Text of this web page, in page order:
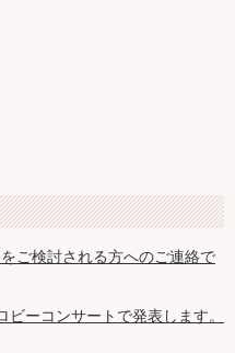
ご検討される方へのご連絡で
ーコンサートで発表します。